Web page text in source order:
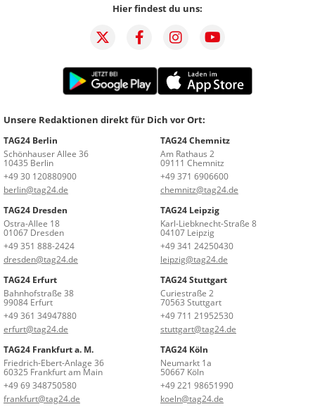
Hier findest du uns:
Unsere Redaktionen direkt für Dich vor Ort:
TAG24 Berlin
Schönhauser Allee 36
10435 Berlin
+49 30 120880900
berlin@tag24.de
TAG24 Chemnitz
Am Rathaus 2
09111 Chemnitz
+49 371 6906600
chemnitz@tag24.de
TAG24 Dresden
Ostra-Allee 18
01067 Dresden
+49 351 888-2424
dresden@tag24.de
TAG24 Leipzig
Karl-Liebknecht-Straße 8
04107 Leipzig
+49 341 24250430
leipzig@tag24.de
TAG24 Erfurt
Bahnhofstraße 38
99084 Erfurt
+49 361 34947880
erfurt@tag24.de
TAG24 Stuttgart
Curiestraße 2
70563 Stuttgart
+49 711 21952530
stuttgart@tag24.de
TAG24 Frankfurt a. M.
Friedrich-Ebert-Anlage 36
60325 Frankfurt am Main
+49 69 348750580
frankfurt@tag24.de
TAG24 Köln
Neumarkt 1a
50667 Köln
+49 221 98651990
koeln@tag24.de